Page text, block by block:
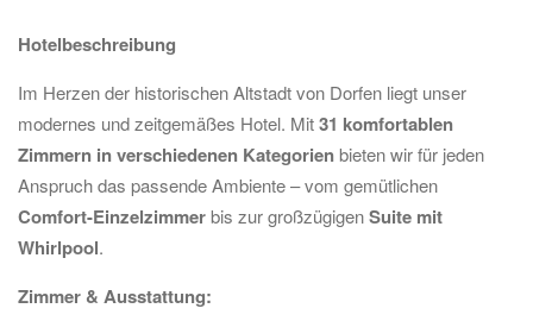
Hotelbeschreibung
Im Herzen der historischen Altstadt von Dorfen liegt unser
modernes und zeitgemäßes Hotel. Mit31 komfortablen
Zimmern in verschiedenen Kategorienbieten wir für jeden
Anspruch das passende Ambiente – vom gemütlichen
Comfort-Einzelzimmerbis zur großzügigenSuite mit
Whirlpool.
Zimmer & Ausstattung: